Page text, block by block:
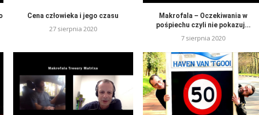
Cena człowieka i jego czasu
27 sierpnia 2020
Makrofala – Oczekiwania w
pośpiechu czyli nie pokazuj...
7 sierpnia 2020